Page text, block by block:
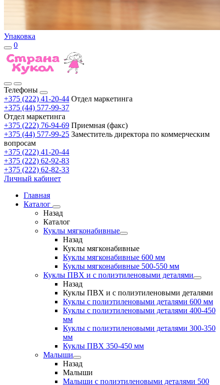
Упаковка
0
Телефоны
+375 (222) 41-20-44 Отдел маркетинга
+375 (44) 577-99-37
Отдел маркетинга
+375 (222) 76-94-69 Приемная (факс)
+375 (44) 577-99-25 Заместитель директора по коммерческим
вопросам
+375 (222) 41-20-44
+375 (222) 62-92-83
+375 (222) 62-82-33
Личный кабинет
Главная
Каталог
Назад
Каталог
Куклы мягконабивные
Назад
Куклы мягконабивные
Куклы мягконабивные 600 мм
Куклы мягконабивные 500-550 мм
Куклы ПВХ и с полиэтиленовыми деталями
Назад
Куклы ПВХ и с полиэтиленовыми деталями
Куклы с полиэтиленовыми деталями 600 мм
Куклы с полиэтиленовыми деталями 400-450
мм
Куклы с полиэтиленовыми деталями 300-350
мм
Куклы ПВХ 350-450 мм
Малыши
Назад
Малыши
Малыши с полиэтиленовыми деталями 500